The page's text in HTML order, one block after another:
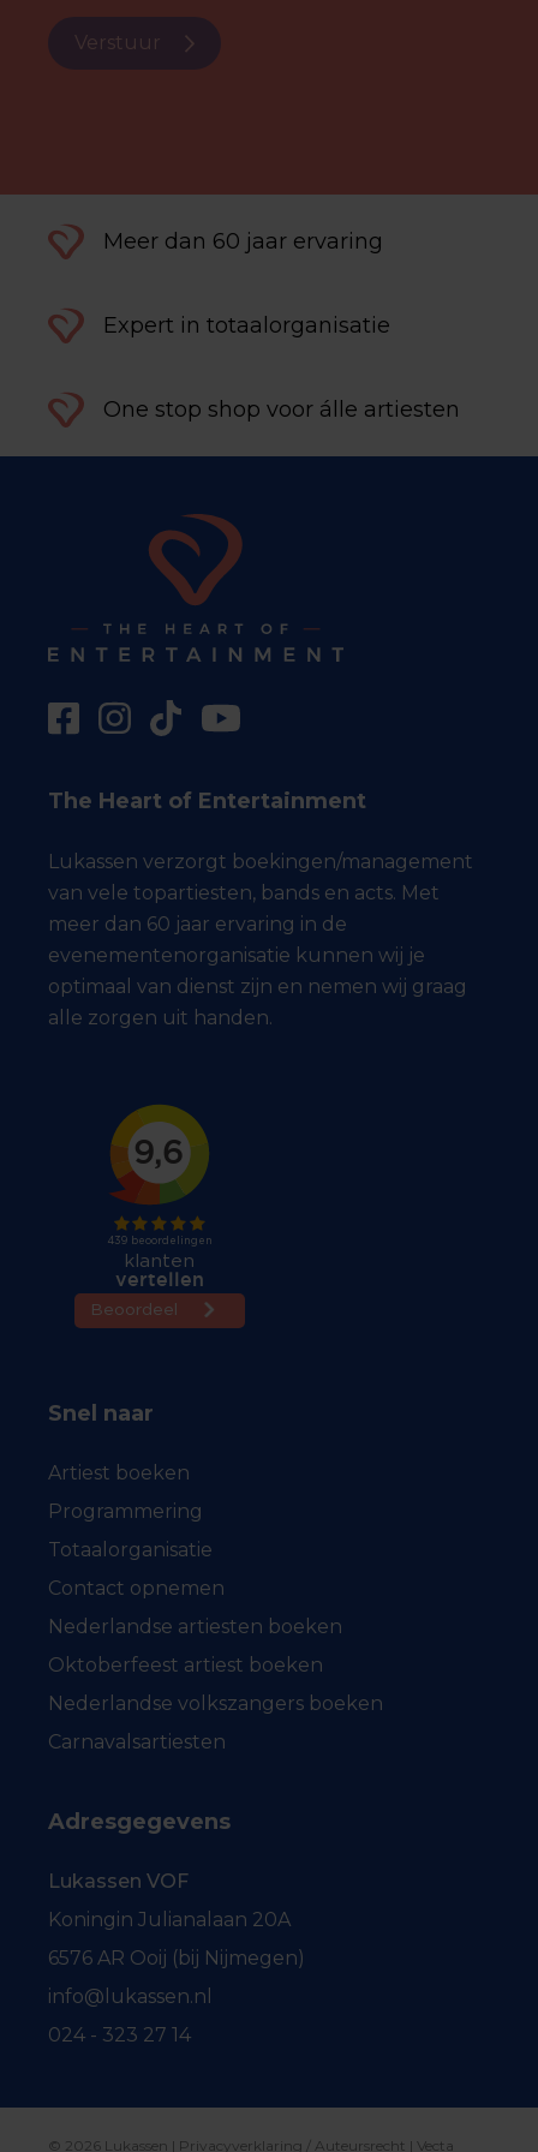
Verstuur
Meer dan 60 jaar ervaring
Expert in totaalorganisatie
One stop shop voor álle artiesten
The Heart of Entertainment
Lukassen verzorgt boekingen/management
van vele topartiesten, bands en acts. Met
meer dan 60 jaar ervaring in de
evenementenorganisatie kunnen wij je
optimaal van dienst zijn en nemen wij graag
alle zorgen uit handen.
Snel naar
Artiest boeken
Programmering
Totaalorganisatie
Contact opnemen
Nederlandse artiesten boeken
Oktoberfeest artiest boeken
Nederlandse volkszangers boeken
Carnavalsartiesten
Adresgegevens
Lukassen VOF
Koningin Julianalaan 20A
6576 AR Ooij (bij Nijmegen)
info@lukassen.nl
024 - 323 27 14
© 2026 Lukassen | Privacyverklaring / Auteursrecht | Vecta